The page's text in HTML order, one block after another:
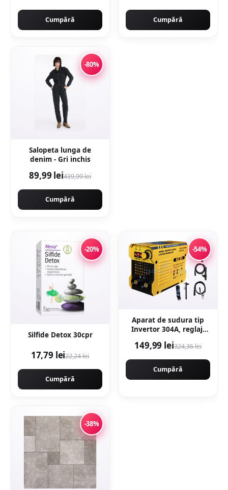
Cumpără Cumpără
-80%
Salopeta lunga de
denim - Gri inchis
89,99 lei439,99 lei
Cumpără
-20%
Silfide Detox 30cpr
17,79 lei22,24 lei
Cumpără
-54%
Aparat de sudura tip
Invertor 304A, reglaj,
1.6-4mm, Next
MASH PROFESSIONAL
CMP1694
149,99 lei324,36 lei
Cumpără
-38%